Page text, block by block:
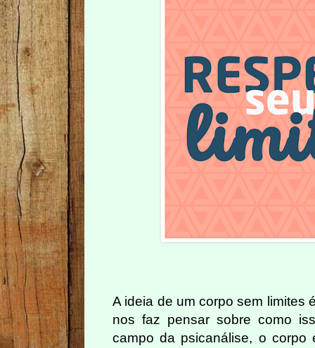
A ideia de um corpo sem limites
nos faz pensar sobre como
campo da psicanálise, o